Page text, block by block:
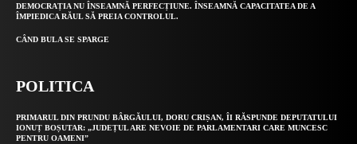
DEMOCRAȚIA NU ÎNSEAMNĂ PERFECȚIUNE. ÎNSEAMNĂ CAPACITATEA DE A
ÎMPIEDICA RĂUL SĂ PREIA CONTROLUL.
CÂND BULA SE SPARGE
POLITICA
PRIMARUL DIN PRUNDU BÂRGĂULUI, DORU CRIȘAN, ÎI RĂSPUNDE DEPUTATULUI
IONUȚ BOȘUTAR: „JUDEȚUL ARE NEVOIE DE PARLAMENTARI CARE MUNCESC
PENTRU OAMENI”